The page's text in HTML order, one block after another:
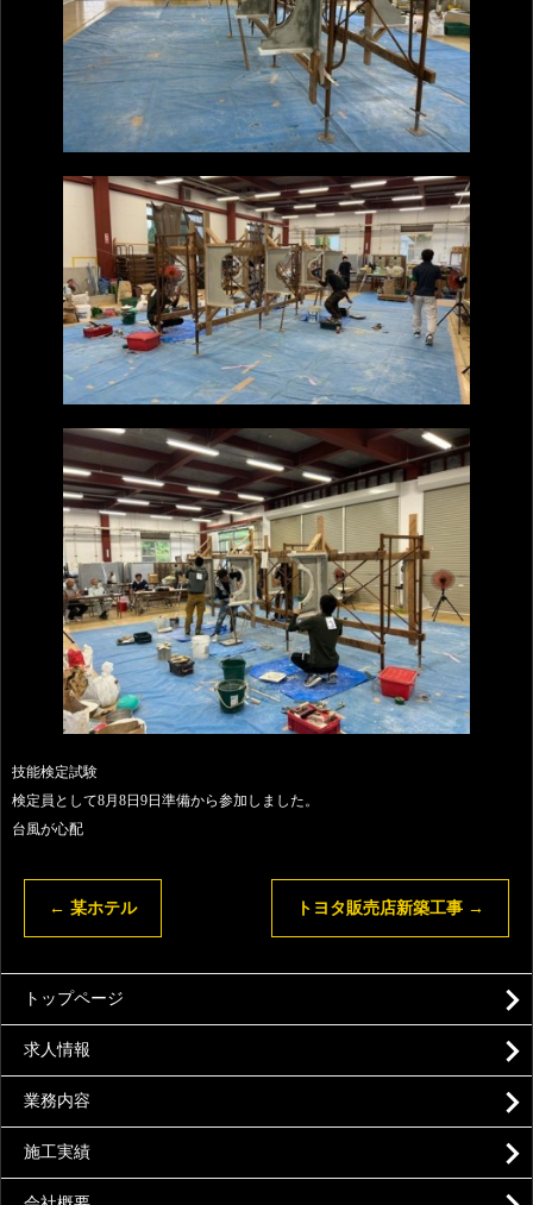
技能検定試験
検定員として8月8日9日準備から参加しました。
台風が心配
← 某ホテル トヨタ販売店新築工事 →
トップページ
求人情報
業務内容
施工実績